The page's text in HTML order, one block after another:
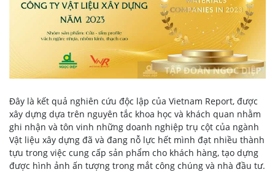
Đây là kết quả nghiên cứu độc lập của Vietnam Report, được
xây dựng dựa trên nguyên tắc khoa học và khách quan nhằm
ghi nhận và tôn vinh những doanh nghiệp trụ cột của ngành
Vật liệu xây dựng đã và đang nỗ lực hết mình đạt nhiều thành
tựu trong việc cung cấp sản phẩm cho khách hàng, tạo dựng
được hình ảnh ấn tượng trong mắt công chúng và nhà đầu tư.